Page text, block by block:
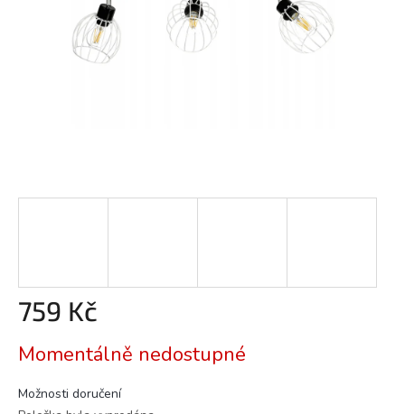
759 Kč
cena:
Momentálně nedostupné
Možnosti doručení